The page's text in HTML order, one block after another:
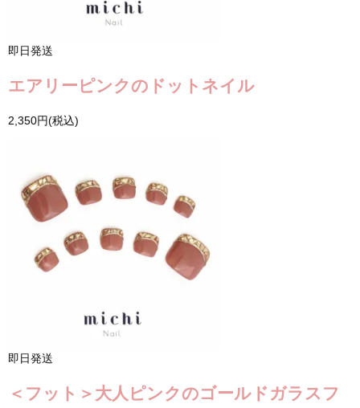
即日発送
エアリーピンクのドットネイル
2,350円(税込)
即日発送
＜フット＞大人ピンクのゴールドガラスフ